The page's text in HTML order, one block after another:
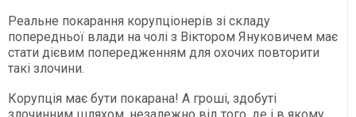
Реальне покарання корупціонерів зі складу
попередньої влади на чолі з Віктором Януковичем має
стати дієвим попередженням для охочих повторити
такі злочини.
Корупція має бути покарана! А гроші, здобуті